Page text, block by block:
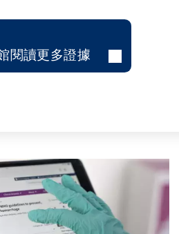
閱讀更多證據